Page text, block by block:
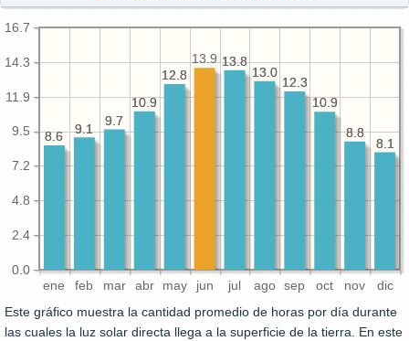
ene feb mar abr may jun jul ago sep oct nov dic
0.0
2.4
4.8
7.2
9.5
11.9
14.3
16.7
8.1
8.8
10.9
12.3
13.0
13.8
12.8
10.9
9.7
9.1
8.6
8.1
8.8
10.9
12.3
13.0
13.8
13.9
12.8
10.9
9.7
9.1
8.6
Este gráfico muestra la cantidad promedio de horas por día durante
las cuales la luz solar directa llega a la superficie de la tierra. En este